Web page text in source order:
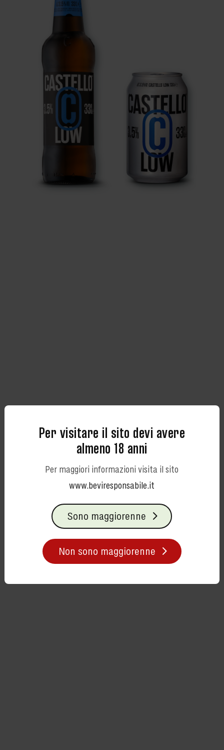
Per visitare il sito devi avere
almeno 18 anni
Per maggiori informazioni visita il sito
www.beviresponsabile.it
Sono maggiorenne
Non sono maggiorenne